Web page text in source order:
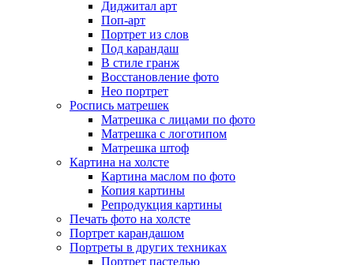
Диджитал арт
Поп-арт
Портрет из слов
Под карандаш
В стиле гранж
Восстановление фото
Нео портрет
Роспись матрешек
Матрешка с лицами по фото
Матрешка с логотипом
Матрешка штоф
Картина на холсте
Картина маслом по фото
Копия картины
Репродукция картины
Печать фото на холсте
Портрет карандашом
Портреты в других техниках
Портрет пастелью